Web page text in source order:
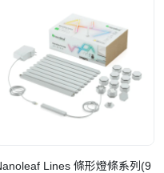
Lines 條形燈條系列(9